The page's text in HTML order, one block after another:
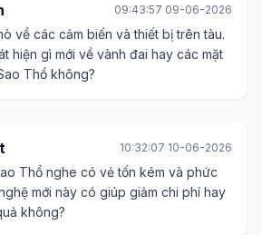
09:43:57 09-06-2026
về các cảm biến và thiết bị trên tàu.
hiện gì mới về vành đai hay các mặt
Thổ không?
10:32:07 10-06-2026
Thổ nghe có vẻ tốn kém và phức
mới này có giúp giảm chi phí hay
không?